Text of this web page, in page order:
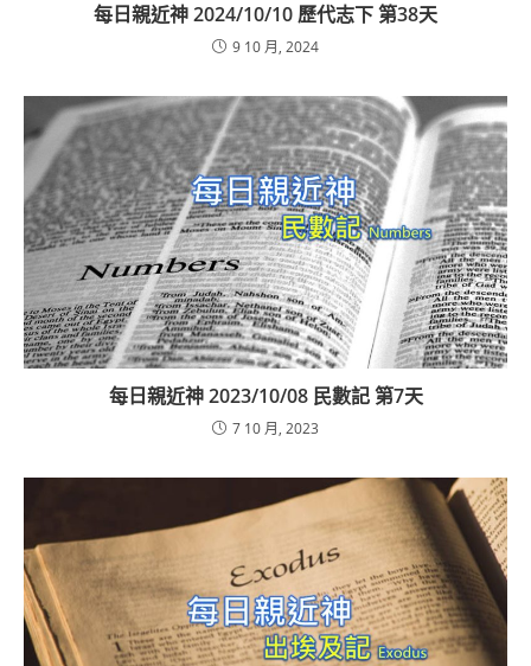
每日親近神 2024/10/10 歷代志下 第38天
9 10 月, 2024
每日親近神 2023/10/08 民數記 第7天
7 10 月, 2023